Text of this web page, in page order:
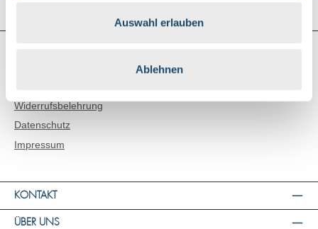
Auswahl erlauben
Ablehnen
Widerrufsbelehrung
Datenschutz
Impressum
KONTAKT
ÜBER UNS